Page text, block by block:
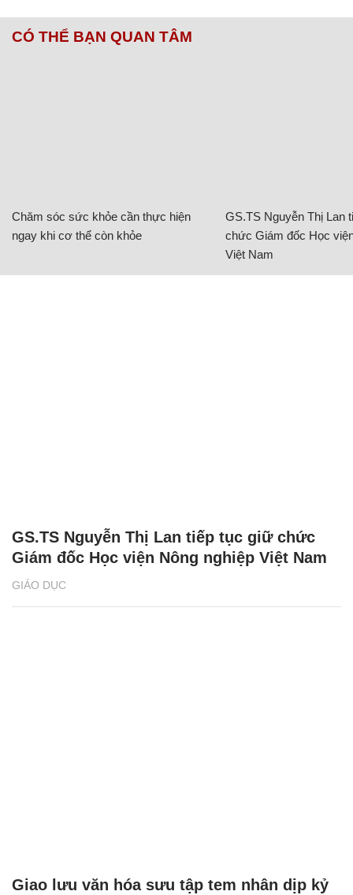
CÓ THỂ BẠN QUAN TÂM
Chăm sóc sức khỏe cần thực hiện
ngay khi cơ thể còn khỏe
GS.TS Nguyễn Thị Lan
chức Giám đốc Học
Việt Nam
GIÁO DỤC
GS.TS Nguyễn Thị Lan tiếp tục giữ chức
Giám đốc Học viện Nông nghiệp Việt Nam
Giao lưu văn hóa sưu tập tem nhân dịp kỷ